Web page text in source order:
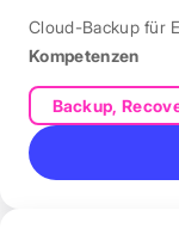
Cloud-Backup für
Kompetenzen
Backup,